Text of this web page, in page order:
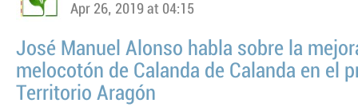
Apr 26, 2019 at 04:15
José Manuel Alonso habla sobre la
melocotón de Calanda de Calanda en el
Territorio Aragón